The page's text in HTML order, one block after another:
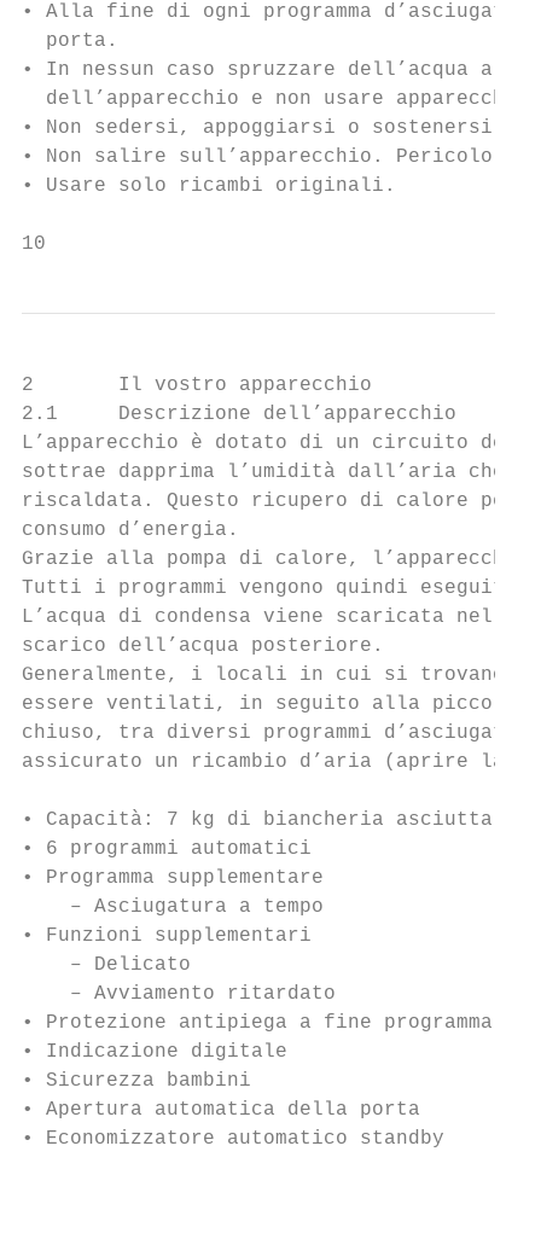
• Alla fine di ogni programma
  porta.
• In nessun caso spruzzare dell’acqua
dell’apparecchio e non usare apparecchi
• Non sedersi, appoggiarsi o sostenersi
• Non salire sull’apparecchio. Pericolo di
• Usare solo ricambi originali.
10
2       Il vostro apparecchio
2.1     Descrizione dell’apparecchio
L’apparecchio è dotato di un circuito
sottrae dapprima l’umidità dall’aria che,
riscaldata. Questo ricupero di calore
consumo d’energia.
Grazie alla pompa di calore,
Tutti i programmi vengono quindi eseguiti
L’acqua di condensa viene scaricata
scarico dell’acqua posteriore.
Generalmente, i locali in cui si trovano
essere ventilati, in seguito alla piccola
chiuso, tra diversi programmi
assicurato un ricambio d’aria (aprire la
• Capacità: 7 kg di biancheria asciutta
• 6 programmi automatici
• Programma supplementare
    – Asciugatura a tempo
• Funzioni supplementari
    – Delicato
    – Avviamento ritardato
• Protezione antipiega a fine programma
• Indicazione digitale
• Sicurezza bambini
• Apertura automatica della porta
• Economizzatore automatico standby